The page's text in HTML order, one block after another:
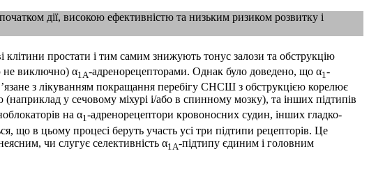
дії, високою ефективністю та низьким ризиком розвитку і
клітини простати і тим самим знижують тонус залози та обструкцію
не виключно) α1А-адрено­ре­цеп­торами. Однак було доведено, що α1­-
з лікуванням покращання перебігу СНСШ з обструкцією корелює
у сечовому міхурі і/або в спинному мозку), та інших підтипів
на α1-адрено­рецеп­тори кровоносних судин, інших гладко­
що в цьому процесі беруть участь усі три підтипи рецепторів. Це
чи слугує селективність α1A-підтипу єдиним і головним